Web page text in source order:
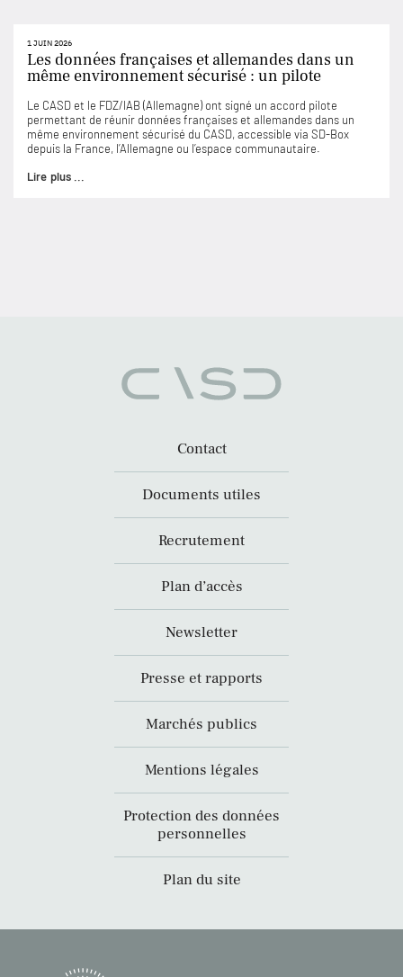
1 JUIN 2026
Les données françaises et allemandes dans un
même environnement sécurisé : un pilote
Le CASD et le FDZ/IAB (Allemagne) ont signé un accord pilote
permettant de réunir données françaises et allemandes dans un
même environnement sécurisé du CASD, accessible via SD-Box
depuis la France, l’Allemagne ou l’espace communautaire.
Lire plus ...
Contact
Documents utiles
Recrutement
Plan d’accès
Newsletter
Presse et rapports
Marchés publics
Mentions légales
Protection des données
personnelles
Plan du site